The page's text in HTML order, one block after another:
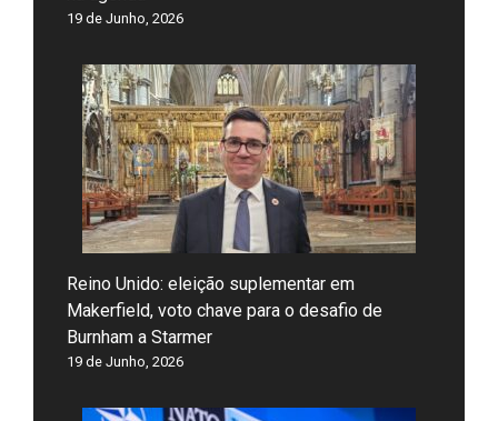
19 de Junho, 2026
Reino Unido: eleição suplementar em
Makerfield, voto chave para o desafio de
Burnham a Starmer
19 de Junho, 2026